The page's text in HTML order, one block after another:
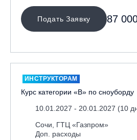
МЕСТО ПРОВЕДЕНИЯ
Байкальск, ГЛЦ «Гора
Вологодская обл., ГЛК "Ципина
Грузия, ГК «Гудаури»
Дистанционно
Ижевск, КАО «Нечкино»
Подать Заявку 87
ИНСТРУКТОРАМ
Курс категории «В» по сноуборду
10.01.2027 - 20.01.2027 (10
Сочи, ГТЦ «Газпром»
Доп. расходы